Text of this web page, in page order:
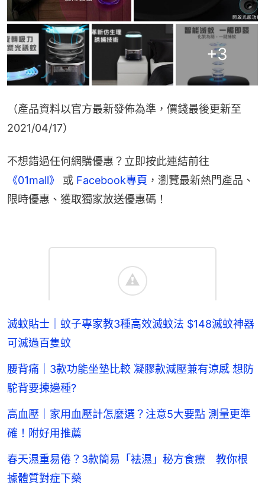
+3
（產品資料以官方最新發佈為準，價錢最後更新至
2021/04/17）
不想錯過任何網購優惠？立即按此連結前往
《01mall》
或 Facebook專頁 ，瀏覽最新熱門產品、
限時優惠、獲取獨家放送優惠碼！
滅蚊貼士｜蚊子專家教3種高效滅蚊法 $148滅蚊神器
可滅過百隻蚊
腰背痛｜3款功能坐墊比較 凝膠款減壓兼有涼感 想防
駝背要揀邊種?
高血壓｜家用血壓計怎麼選？注意5大要點 測量更準
確！附好用推薦
春天濕重易倦？3款簡易「袪濕」秘方食療 教你根
據體質對症下藥